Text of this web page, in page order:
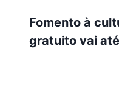
Fomento à
gratuito vai